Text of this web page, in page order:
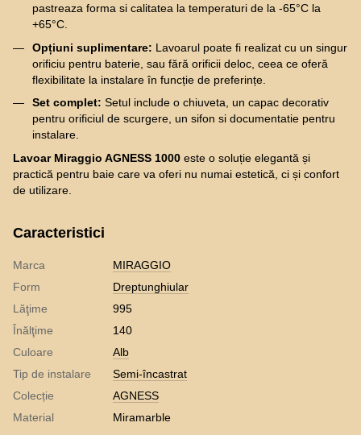
pastreaza forma si calitatea la temperaturi de la -65°C la
+65°C.
Opțiuni suplimentare: Lavoarul poate fi realizat cu un singur
orificiu pentru baterie, sau fără orificii deloc, ceea ce oferă
flexibilitate la instalare în funcție de preferințe.
Set complet: Setul include o chiuveta, un capac decorativ
pentru orificiul de scurgere, un sifon si documentatie pentru
instalare.
Lavoar Miraggio AGNESS 1000 este o soluție elegantă și
practică pentru baie care va oferi nu numai estetică, ci și confort
de utilizare.
Caracteristici
Marca
MIRAGGIO
Form
Dreptunghiular
Lăţime
995
Înălţime
140
Culoare
Alb
Tip de instalare
Semi-încastrat
Colecție
AGNESS
Material
Miramarble